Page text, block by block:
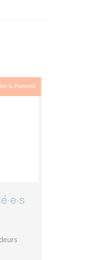
& Pauvreté